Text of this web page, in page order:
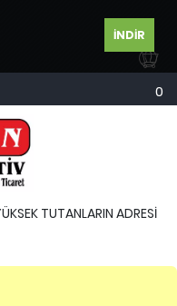
İNDİR
0
TUTANLARIN ADRESİ